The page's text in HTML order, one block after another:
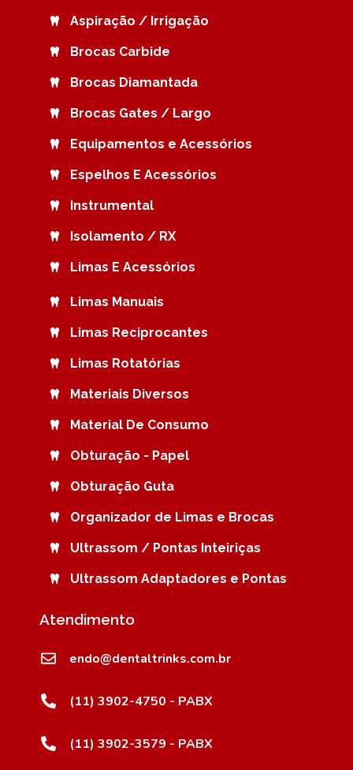
Aspiração / Irrigação
Brocas Carbide
Brocas Diamantada
Brocas Gates / Largo
Equipamentos e Acessórios
Espelhos E Acessórios
Instrumental
Isolamento / RX
Limas E Acessórios
Limas Manuais
Limas Reciprocantes
Limas Rotatórias
Materiais Diversos
Material De Consumo
Obturação - Papel
Obturação Guta
Organizador de Limas e Brocas
Ultrassom / Pontas Inteiriças
Ultrassom Adaptadores e Pontas
Atendimento
endo@dentaltrinks.com.br
(11) 3902-4750 - PABX
(11) 3902-3579 - PABX